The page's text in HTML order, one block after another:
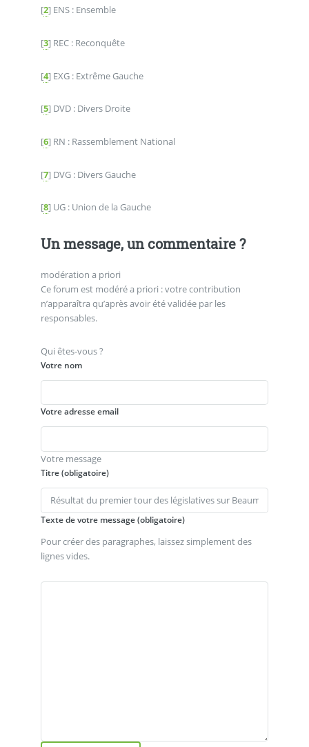
[2] ENS : Ensemble
[3] REC : Reconquête
[4] EXG : Extrême Gauche
[5] DVD : Divers Droite
[6] RN : Rassemblement National
[7] DVG : Divers Gauche
[8] UG : Union de la Gauche
Un message, un commentaire ?
modération a priori
Ce forum est modéré a priori : votre contribution
n’apparaîtra qu’après avoir été validée par les
responsables.
Qui êtes-vous ?
Votre nom
Votre adresse email
Votre message
Titre (obligatoire)
Texte de votre message (obligatoire)
Pour créer des paragraphes, laissez simplement des
lignes vides.